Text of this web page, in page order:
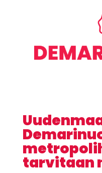
tarvitaan